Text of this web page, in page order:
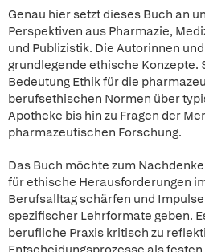
Genau hier setzt dieses Buch an
Perspektiven aus Pharmazie,
und Publizistik. Die Autorinnen
grundlegende ethische Konzepte.
Bedeutung Ethik für die
berufsethischen Normen über
Apotheke bis hin zu Fragen der
pharmazeutischen Forschung.
Das Buch möchte zum
für ethische Herausforderungen
Berufsalltag schärfen und
spezifischer Lehrformate geben.
berufliche Praxis kritisch zu